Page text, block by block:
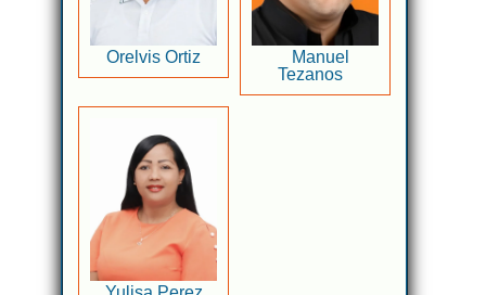
Orelvis Ortiz
Manuel
Tezanos